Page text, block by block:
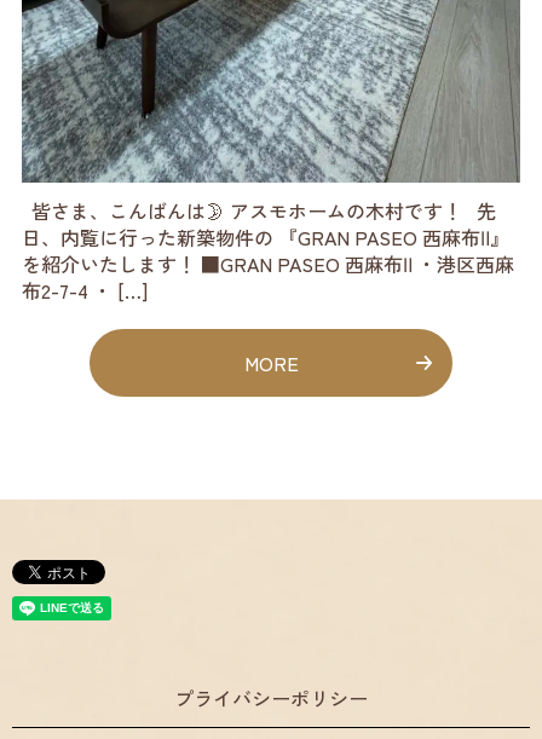
皆さま、こんばんは🌛 アスモホームの木村です！ 先
日、内覧に行った新築物件の 『GRAN PASEO 西麻布Ⅱ』
を紹介いたします！ ■GRAN PASEO 西麻布Ⅱ ・港区西麻
布2-7-4 ・ […]
MORE
プライバシーポリシー